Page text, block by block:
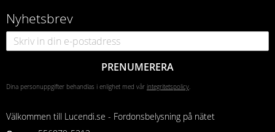
Nyhetsbrev
PRENUMERERA
Dina personuppgifter behandlas i enlighet med vår integritetspolicy.
Välkommen till Lucendi.se - Fordonsbelysning på nätet